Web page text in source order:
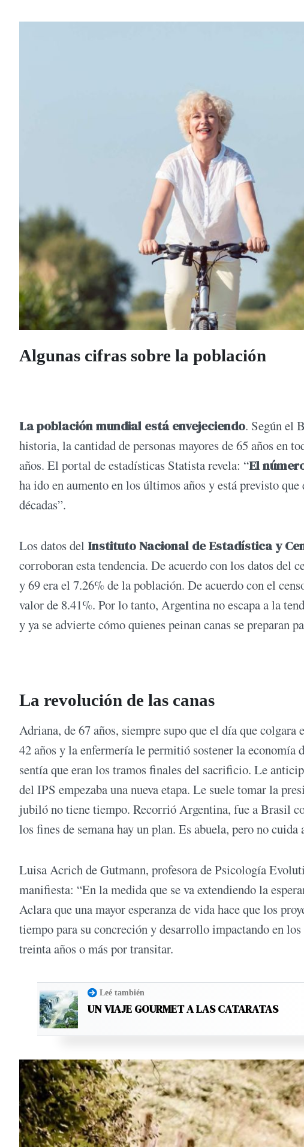
Algunas cifras sobre la población
La población mundial está envejeciendo. Según el
historia, la cantidad de personas mayores de 65 años en
años. El portal de estadísticas Statista revela: “El
ha ido en aumento en los últimos años y está previsto
décadas”.
Los datos del Instituto Nacional de Estadística y
corroboran esta tendencia. De acuerdo con los datos del
y 69 era el 7.26% de la población. De acuerdo con el
valor de 8.41%. Por lo tanto, Argentina no escapa a la
y ya se advierte cómo quienes peinan canas se preparan
La revolución de las canas
Adriana, de 67 años, siempre supo que el día que
42 años y la enfermería le permitió sostener la economía
sentía que eran los tramos finales del sacrificio. Le
del IPS empezaba una nueva etapa. Le suele tomar la
jubiló no tiene tiempo. Recorrió Argentina, fue a Brasil
los fines de semana hay un plan. Es abuela, pero no
Luisa Acrich de Gutmann, profesora de Psicología
manifiesta: “En la medida que se va extendiendo la
Aclara que una mayor esperanza de vida hace que los
tiempo para su concreción y desarrollo impactando en
treinta años o más por transitar.
Leé también
UN VIAJE GOURMET A LAS CATARATAS